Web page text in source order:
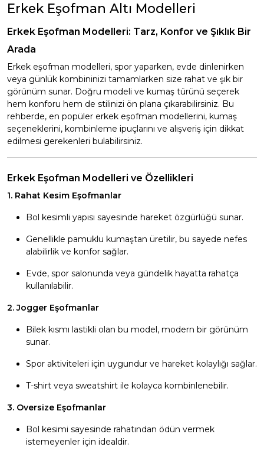
Erkek Eşofman Altı Modelleri
Erkek Eşofman Modelleri: Tarz, Konfor ve Şıklık Bir
Arada
Erkek eşofman modelleri, spor yaparken, evde dinlenirken
veya günlük kombininizi tamamlarken size rahat ve şık bir
görünüm sunar. Doğru modeli ve kumaş türünü seçerek
hem konforu hem de stilinizi ön plana çıkarabilirsiniz. Bu
rehberde, en popüler erkek eşofman modellerini, kumaş
seçeneklerini, kombinleme ipuçlarını ve alışveriş için dikkat
edilmesi gerekenleri bulabilirsiniz.
Erkek Eşofman Modelleri ve Özellikleri
1. Rahat Kesim Eşofmanlar
Bol kesimli yapısı sayesinde hareket özgürlüğü sunar.
Genellikle pamuklu kumaştan üretilir, bu sayede nefes
alabilirlik ve konfor sağlar.
Evde, spor salonunda veya gündelik hayatta rahatça
kullanılabilir.
2. Jogger Eşofmanlar
Bilek kısmı lastikli olan bu model, modern bir görünüm
sunar.
Spor aktiviteleri için uygundur ve hareket kolaylığı sağlar.
T-shirt veya sweatshirt ile kolayca kombinlenebilir.
3. Oversize Eşofmanlar
Bol kesimi sayesinde rahatından ödün vermek
istemeyenler için idealdir.